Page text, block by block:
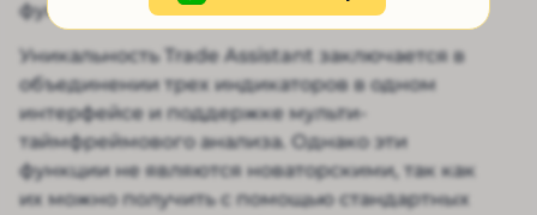
функциональным.
Уникальность Trade Assistant заключается в
объединении трех индикаторов в одном
интерфейсе и поддержке мульти-
таймфреймового анализа. Однако эти
функции не являются новаторскими, так как
их можно получить с помощью стандартных